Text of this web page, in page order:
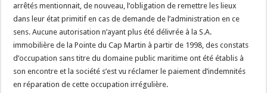
arrêtés mentionnait, de nouveau, l’obligation de remettre les lieux
dans leur état primitif en cas de demande de l’administration en ce
sens. Aucune autorisation n’ayant plus été délivrée à la S.A.
immobilière de la Pointe du Cap Martin à partir de 1998, des constats
d’occupation sans titre du domaine public maritime ont été établis à
son encontre et la société s’est vu réclamer le paiement d’indemnités
en réparation de cette occupation irrégulière.